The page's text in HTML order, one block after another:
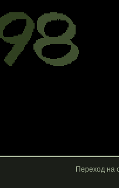
Переход на